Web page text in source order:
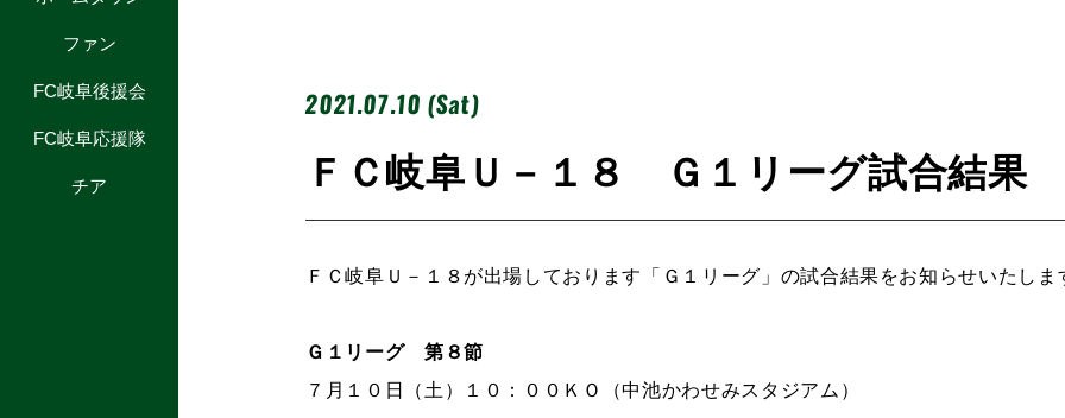
ファン
FC岐阜後援会
FC岐阜応援隊
チア
2021.07.10 (Sat)
ＦＣ岐阜Ｕ－１８ Ｇ１リーグ試合結果
ＦＣ岐阜Ｕ－１８が出場しております「Ｇ１リーグ」の試合結果をお知らせいたしま
Ｇ１リーグ 第８節
７月１０日（土）１０：００ＫＯ（中池かわせみスタジアム）